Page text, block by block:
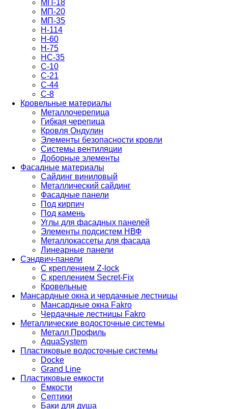
МП-18
МП-20
МП-35
Н-114
Н-60
Н-75
НС-35
С-10
С-21
С-44
С-8
Кровельные материалы
Металлочерепица
Гибкая черепица
Кровля Ондулин
Элементы безопасности кровли
Системы вентиляции
Доборные элементы
Фасадные материалы
Сайдинг виниловый
Металлический сайдинг
Фасадные панели
Под кирпич
Под камень
Углы для фасадных панелей
Элементы подсистем НВФ
Металлокассеты для фасада
Линеарные панели
Сэндвич-панели
С креплением Z-lock
С креплением Secret-Fix
Кровельные
Мансардные окна и чердачные лестницы
Мансардные окна Fakro
Чердачные лестницы Fakro
Металлические водосточные системы
Металл Профиль
AquaSystem
Пластиковые водосточные системы
Docke
Grand Line
Пластиковые емкости
Ёмкости
Септики
Баки для душа